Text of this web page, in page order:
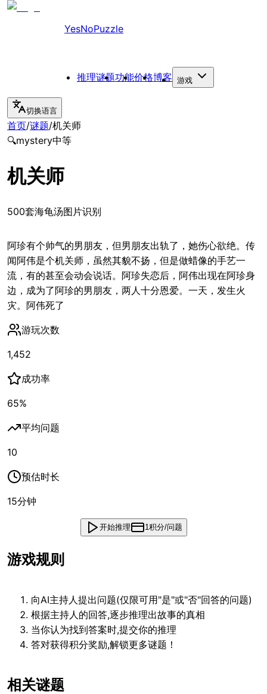
YesNoPuzzle
推理谜题功能价格博客 游戏
切换语言
首页/谜题/机关师
🔍mystery中等
机关师
500套海龟汤图片识别
阿珍有个帅气的男朋友，但男朋友出轨了，她伤心欲绝。传
闻阿伟是个机关师，虽然其貌不扬，但是做蜡像的手艺一
流，有的甚至会动会说话。阿珍失恋后，阿伟出现在阿珍身
边，成为了阿珍的男朋友，两人十分恩爱。一天，发生火
灾。阿伟死了
游玩次数
1,452
成功率
65%
平均问题
10
预估时长
15分钟
开始推理 1积分/问题
游戏规则
向AI主持人提出问题(仅限可用"是"或"否"回答的问题)
根据主持人的回答,逐步推理出故事的真相
当你认为找到答案时,提交你的推理
答对获得积分奖励,解锁更多谜题！
相关谜题